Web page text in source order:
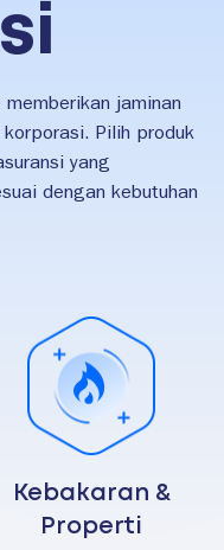
memberikan jaminan
Pilih produk
yang
dengan kebutuhan
Kebakaran &
Properti